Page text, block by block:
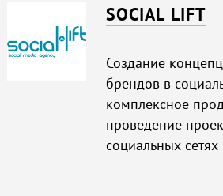
SOCIAL LIFT
Создание
брендов в
комплексное
проведение
социальных сетях